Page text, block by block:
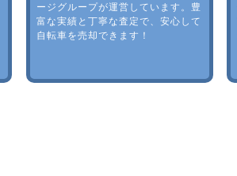
ージグループが運営しています。豊
富な実績と丁寧な査定で、安心して
自転車を売却できます！